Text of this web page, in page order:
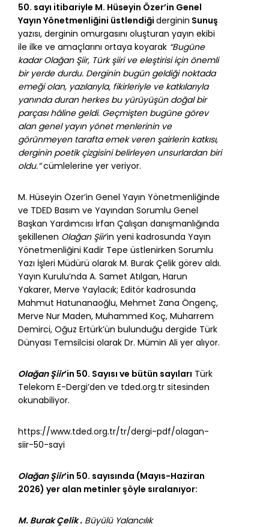
50. sayı itibariyle M. Hüseyin Özer’in Genel
Yayın Yönetmenliğini üstlendiği derginin Sunuş
yazısı, derginin omurgasını oluşturan yayın ekibi
ile ilke ve amaçlarını ortaya koyarak “Bugüne
kadar Olağan Şiir, Türk şiiri ve eleştirisi için önemli
bir yerde durdu. Derginin bugün geldiği noktada
emeği olan, yazılarıyla, fikirleriyle ve katkılarıyla
yanında duran herkes bu yürüyüşün doğal bir
parçası hâline geldi. Geçmişten bugüne görev
alan genel yayın yönet menlerinin ve
görünmeyen tarafta emek veren şairlerin katkısı,
derginin poetik çizgisini belirleyen unsurlardan biri
oldu.”cümlelerine yer veriyor.
M. Hüseyin Özer’in Genel Yayın Yönetmenliğinde
ve TDED Basım ve Yayından Sorumlu Genel
Başkan Yardımcısı İrfan Çalışan danışmanlığında
şekillenen Olağan Şiir’in yeni kadrosunda Yayın
Yönetmenliğini Kadir Tepe üstlenirken Sorumlu
Yazı İşleri Müdürü olarak M. Burak Çelik görev aldı.
Yayın Kurulu’nda A. Samet Atılgan, Harun
Yakarer, Merve Yaylacık; Editör kadrosunda
Mahmut Hatunanaoğlu, Mehmet Zana Öngenç,
Merve Nur Maden, Muhammed Koç, Muharrem
Demirci, Oğuz Ertürk’ün bulunduğu dergide Türk
Dünyası Temsilcisi olarak Dr. Mümin Ali yer alıyor.
Olağan Şiir’in 50. Sayısı ve bütün sayıları Türk
Telekom E-Dergi’den ve tded.org.tr sitesinden
okunabiliyor.
https://www.tded.org.tr/tr/dergi-pdf/olagan-
siir-50-sayi
Olağan Şiir’in 50. sayısında (Mayıs-Haziran
2026) yer alan metinler şöyle sıralanıyor:
M. Burak Çelik . Büyülü Yalancılık